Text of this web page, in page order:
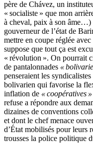
père de Chávez, un
« socialiste » que mon
à cheval, paix à son âme…)
gouverneur de l’état de
mettre en coupe réglée
suppose que tout ça est
« révolution ». On pourrait
de pantalonnades «
penseraient les
bolivarien qui favorise la
inflation de « coopératives »
refuse a répondre aux
dizaines de conventions
et dont le chef menace
d’État mobilisés pour leurs
trousses la police politique